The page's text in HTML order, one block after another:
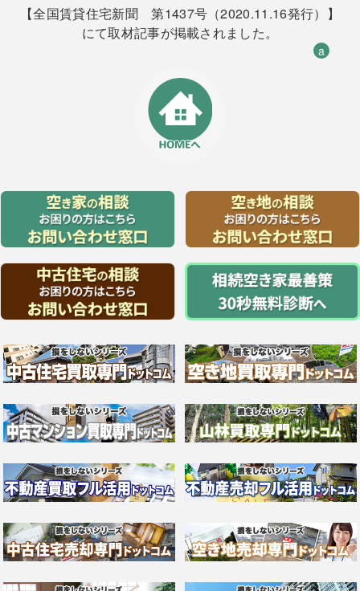
【全国賃貸住宅新聞 第1437号（2020.11.16発行）】
にて取材記事が掲載されました。
a